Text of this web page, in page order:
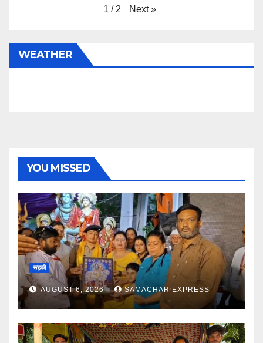
1 / 2 Next »
WEATHER
YOU MISSED
रूड़की
AUGUST 6, 2026 SAMACHAR EXPRESS